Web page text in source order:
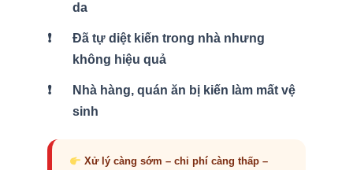
da
Đã tự diệt kiến trong nhà nhưng
không hiệu quả
Nhà hàng, quán ăn bị kiến làm mất vệ
sinh
Xử lý càng sớm – chi phí càng thấp –